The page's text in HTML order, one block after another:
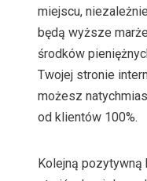
miejscu,
będą wyższe
środków
Twojej stronie
możesz
od klientów 100%.
Kolejną